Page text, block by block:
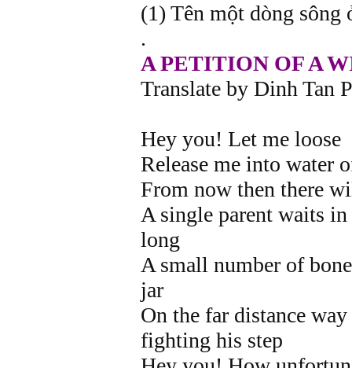
(1) Tên một dòng sông
.
A PETITION OF A
Translate by Dinh Tan
Hey you! Let me loose
Release me into water
From now then there
A single parent waits
long
A small number of
jar
On the far distance
fighting his step